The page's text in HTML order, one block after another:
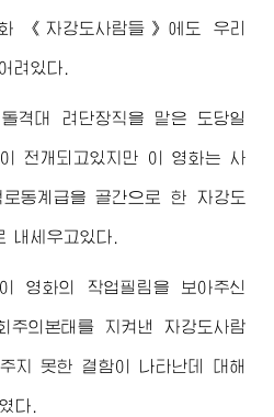
《자강도사람들》에도 우리
려있다.
격대 려단장직을 맡은 도당일
전개되고있지만 이 영화는 사
동계급을 골간으로 한 자강도
내세우고있다.
영화의 작업필림을 보아주신
주의본태를 지켜낸 자강도사람
지 못한 결함이 나타난데 대해
다.